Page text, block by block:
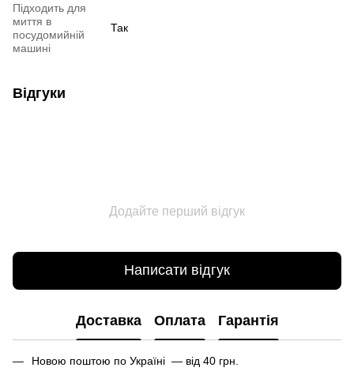
Підходить для
миття в
посудомийній
машині
Так
Відгуки
Додайте перший відгук
Написати відгук
Доставка Оплата Гарантія
Новою поштою по Україні — від 40 грн.